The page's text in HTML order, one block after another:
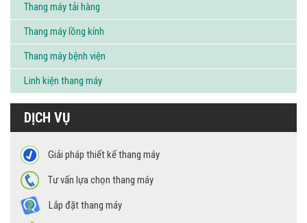
Thang máy tải hàng
Thang máy lồng kính
Thang máy bệnh viện
Linh kiện thang máy
DỊCH VỤ
Giải pháp thiết kế thang máy
Tư vấn lựa chọn thang máy
Lắp đặt thang máy